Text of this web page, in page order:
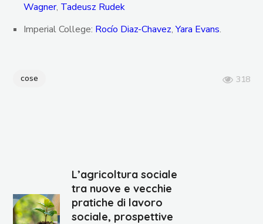
Wagner, Tadeusz Rudek
Imperial College: Rocío Diaz-Chavez,Yara Evans.
cose 318
L’agricoltura sociale
tra nuove e vecchie
pratiche di lavoro
sociale, prospettive